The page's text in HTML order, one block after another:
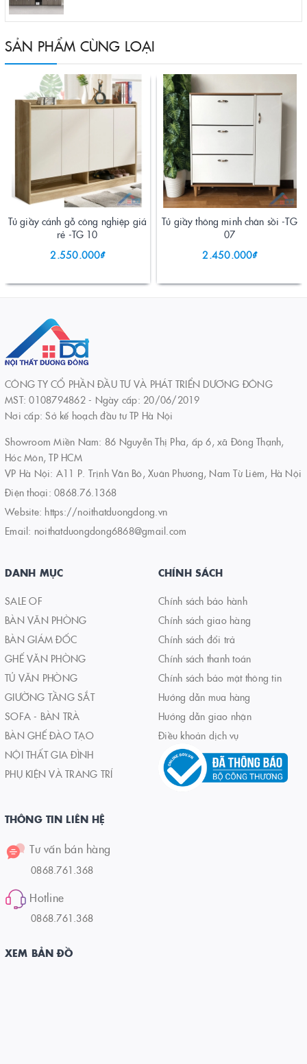
SẢN PHẨM CÙNG LOẠI
Tủ giầy cánh gỗ công nghiệp giá
rẻ -TG 10
2.550.000₫
Tủ giầy thông minh chân sồi -TG
07
2.450.000₫
CÔNG TY CỔ PHẦN ĐẦU TƯ VÀ PHÁT TRIỂN DƯƠNG ĐÔNG
MST: 0108794862 - Ngày cấp: 20/06/2019
Nơi cấp: Sở kế hoạch đầu tư TP Hà Nội
Showroom Miền Nam: 86 Nguyễn Thị Pha, ấp 6, xã Đông Thạnh,
Hóc Môn, TP HCM
VP Hà Nội: A11 P. Trịnh Văn Bô, Xuân Phương, Nam Từ Liêm, Hà Nội
Điện thoại: 0868.76.1368
Website: https://noithatduongdong.vn
Email: noithatduongdong6868@gmail.com
DANH MỤC
SALE OF
BÀN VĂN PHÒNG
BÀN GIÁM ĐỐC
GHẾ VĂN PHÒNG
TỦ VĂN PHÒNG
GIƯỜNG TẦNG SẮT
SOFA - BÀN TRÀ
BÀN GHẾ ĐÀO TẠO
NỘI THẤT GIA ĐÌNH
PHỤ KIỆN VÀ TRANG TRÍ
CHÍNH SÁCH
Chính sách bảo hành
Chính sách giao hàng
Chính sách đổi trả
Chính sách thanh toán
Chính sách bảo mật thông tin
Hướng dẫn mua hàng
Hướng dẫn giao nhận
Điều khoản dịch vụ
THÔNG TIN LIÊN HỆ
Tư vấn bán hàng
0868.761.368
Hotline
0868.761.368
XEM BẢN ĐỒ